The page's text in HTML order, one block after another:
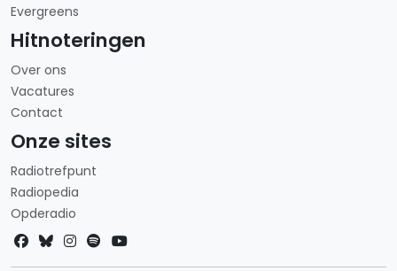
Evergreens
Hitnoteringen
Over ons
Vacatures
Contact
Onze sites
Radiotrefpunt
Radiopedia
Opderadio